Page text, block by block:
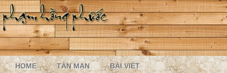
HOME TẢN MẠN BÀI VIẾT